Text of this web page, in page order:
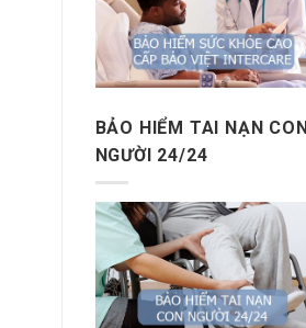
BẢO HIỂM TAI NẠN CON
NGƯỜI 24/24